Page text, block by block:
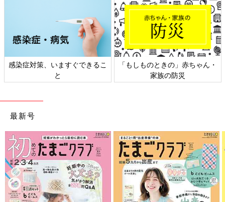
日本外来小児科学会リーフレッ
ト検討会
六星占術 細木かおりさんの人生
相談
最新号